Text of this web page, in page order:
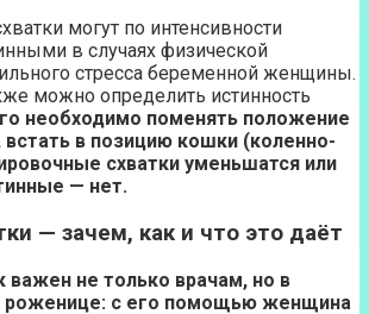
могут по интенсивности
в случаях физической
стресса беременной женщины.
можно определить истинность
необходимо поменять положение
в позицию кошки (коленно-
схватки уменьшатся или
— нет.
— зачем, как и что это даёт
важен не только врачам, но в
роженице: с его помощью женщина